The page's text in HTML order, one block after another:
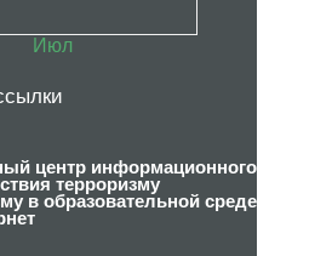
Июл
центр информационного
терроризму
в образовательной среде